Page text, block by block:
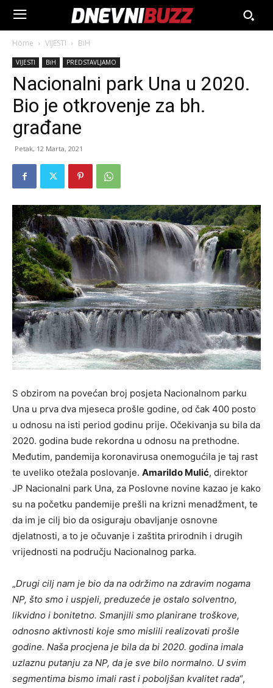
Home VIJESTI BiH
VIJESTI BiH PREDSTAVLJAMO
Nacionalni park Una u 2020.
Bio je otkrovenje za bh.
građane
Petak, 12 Marta, 2021
S obzirom na povećan broj posjeta Nacionalnom parku
Una u prva dva mjeseca prošle godine, od čak 400 posto
u odnosu na isti period godinu prije. Očekivanja su bila da
2020. godina bude rekordna u odnosu na prethodne.
Međutim, pandemija koronavirusa onemogućila je taj rast
te uveliko otežala poslovanje. Amarildo Mulić, direktor
JP Nacionalni park Una, za Poslovne novine kazao je kako
su na početku pandemije prešli na krizni menadžment, te
da im je cilj bio da osiguraju obavljanje osnovne
djelatnosti, a to je očuvanje i zaštita prirodnih i drugih
vrijednosti na području Nacionalnog parka.
„Drugi cilj nam je bio da na održimo na zdravim nogama
NP, što smo i uspjeli, preduzeće je ostalo solventno,
likvidno i bonitetno. Smanjili smo planirane troškove,
odnosno aktivnosti koje smo mislili realizovati prošle
godine. Naša procjena je bila da bi 2020. godina imala
uzlaznu putanju za NP, da je sve bilo normalno. U svim
segmentima bismo imali rast i poboljšan kvalitet rada“,